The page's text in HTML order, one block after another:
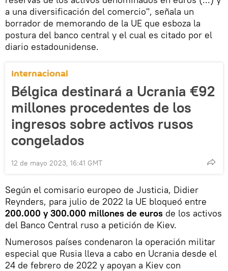
a una diversificación del comercio", señala un
borrador de memorando de la UE que esboza la
postura del banco central y el cual es citado por el
diario estadounidense.
Internacional
Bélgica destinará a Ucrania €92
millones procedentes de los
ingresos sobre activos rusos
congelados
12 de mayo 2023, 16:41 GMT
Según el comisario europeo de Justicia, Didier
Reynders, para julio de 2022 la UE bloqueó entre
200.000 y 300.000 millones de euros de los activos
del Banco Central ruso a petición de Kiev.
Numerosos países condenaron la operación militar
especial que Rusia lleva a cabo en Ucrania desde el
24 de febrero de 2022 y apoyan a Kiev con